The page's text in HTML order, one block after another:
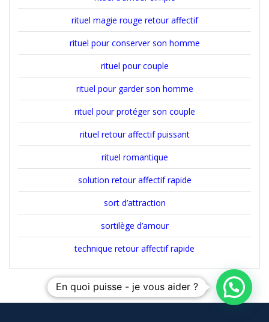
rituel magie rouge retour affectif
rituel pour conserver son homme
rituel pour couple
rituel pour garder son homme
rituel pour protéger son couple
rituel retour affectif puissant
rituel romantique
solution retour affectif rapide
sort d’attraction
sortilège d’amour
technique retour affectif rapide
En quoi puisse - je vous aider ?